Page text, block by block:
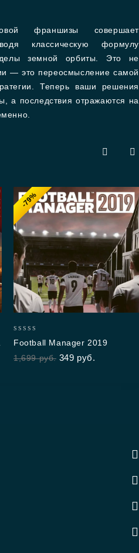
франшизы совершает
классическую формулу
земной орбиты. Это не
— это переосмысление самой
Теперь ваши решения
а последствия отражаются на
-79%
out
of
Football Manager 2019
1,699руб. 349 руб.